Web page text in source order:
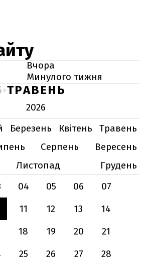
Вчора
Минулого тижня
ТРАВЕНЬ
2026
Березень Квітень
Травень
Серпень
Вересень
Листопад
Грудень
04 05 06
07
11 12 13
14
18 19 20
21
25 26 27
28